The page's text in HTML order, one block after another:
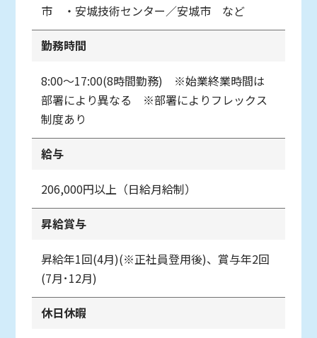
市 ・安城技術センター／安城市 など
勤務時間
8:00～17:00(8時間勤務) ※始業終業時間は
部署により異なる ※部署によりフレックス
制度あり
給与
206,000円以上（日給月給制）
昇給賞与
昇給年1回(4月)(※正社員登用後)、賞与年2回
(7月･12月)
休日休暇